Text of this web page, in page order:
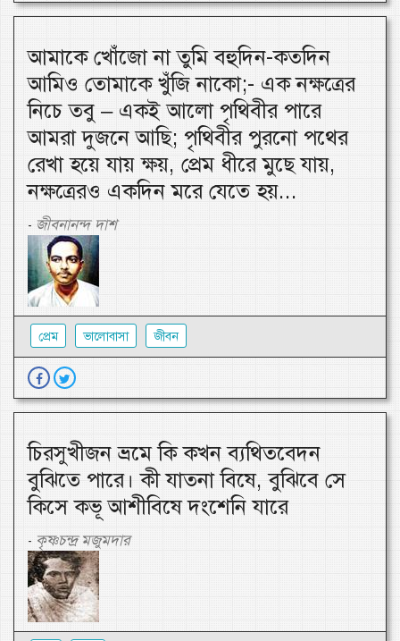
আমাকে খোঁজো না তুমি বহুদিন-কতদিন
আমিও তোমাকে খুঁজি নাকো;- এক নক্ষত্রের
নিচে তবু – একই আলো পৃথিবীর পারে
আমরা দুজনে আছি; পৃথিবীর পুরনো পথের
রেখা হয়ে যায় ক্ষয়, প্রেম ধীরে মুছে যায়,
নক্ষত্রেরও একদিন মরে যেতে হয়...
- জীবনানন্দ দাশ
প্রেম ভালোবাসা জীবন
চিরসুখীজন ভ্রমে কি কখন ব্যথিতবেদন
বুঝিতে পারে। কী যাতনা বিষে, বুঝিবে সে
কিসে কভূ আশীবিষে দংশেনি যারে
- কৃষ্ণচন্দ্র মজুমদার